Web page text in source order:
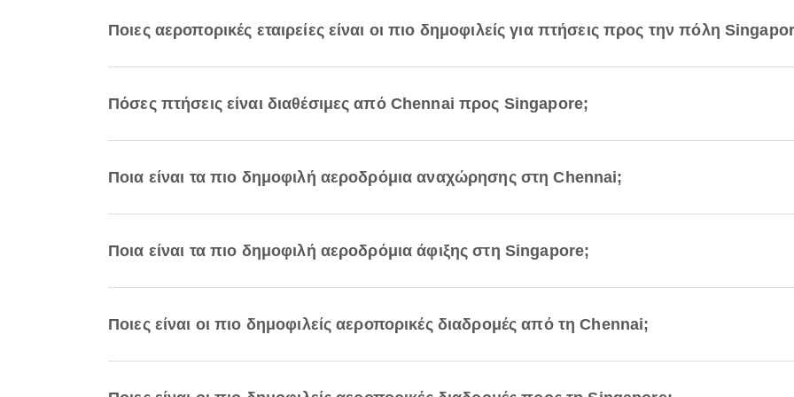
Ποιες αεροπορικές εταιρείες είναι οι πιο δημοφιλείς για πτήσεις προς την πόλη
Πόσες πτήσεις είναι διαθέσιμες από Chennai προς Singapore;
Ποια είναι τα πιο δημοφιλή αεροδρόμια αναχώρησης στη Chennai;
Ποια είναι τα πιο δημοφιλή αεροδρόμια άφιξης στη Singapore;
Ποιες είναι οι πιο δημοφιλείς αεροπορικές διαδρομές από τη Chennai;